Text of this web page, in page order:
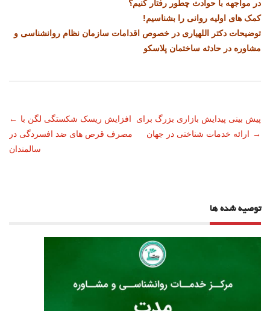
در مواجهه با حوادث چطور رفتار کنیم؟
کمک های اولیه روانی را بشناسیم!
توضیحات دکتر اللهیاری در خصوص اقدامات سازمان نظام روانشناسی و
مشاوره در حادثه ساختمان پلاسکو
ناوبری
نوشته
← افزایش ریسک شکستگی لگن با
مصرف قرص های ضد افسردگی در
سالمندان
پیش بینی پیدایش بازاری بزرگ برای
ارائه خدمات شناختی در جهان →
توصیه شده ها